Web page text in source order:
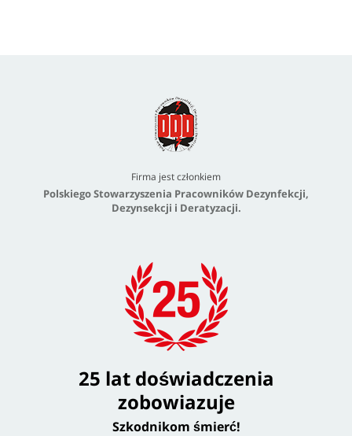
Firma jest członkiem
Polskiego Stowarzyszenia Pracowników Dezynfekcji,
Dezynsekcji i Deratyzacji.
25 lat doświadczenia
zobowiazuje
Szkodnikom śmierć!